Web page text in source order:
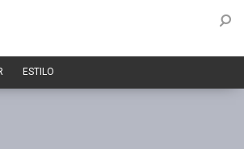
ESTILO